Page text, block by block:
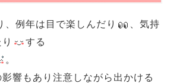
、例年は目で楽しんだり
、気持
する
。
響もあり注意しながら出かける